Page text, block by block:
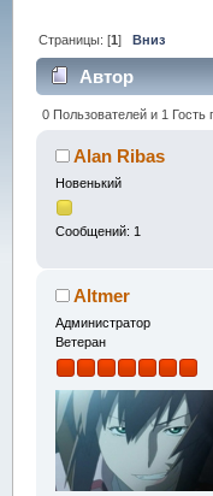
Страницы: [1]Вниз
Автор
0 Пользователей и 1 Гость
Alan Ribas
Новенький
Сообщений: 1
Altmer
Администратор
Ветеран